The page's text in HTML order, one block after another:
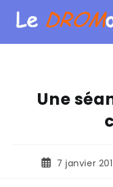
Une
7 janvier